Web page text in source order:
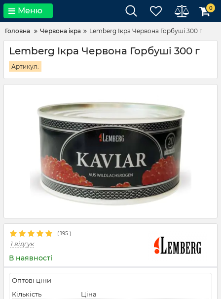
Меню 0
Головна Червона ікра Lemberg Ікра Червона Горбуші 300 г
Lemberg Ікра Червона Горбуші 300 г
Артикул:
( 195 )
1 відгук
В наявності
Оптові ціни
Кількість
Ціна